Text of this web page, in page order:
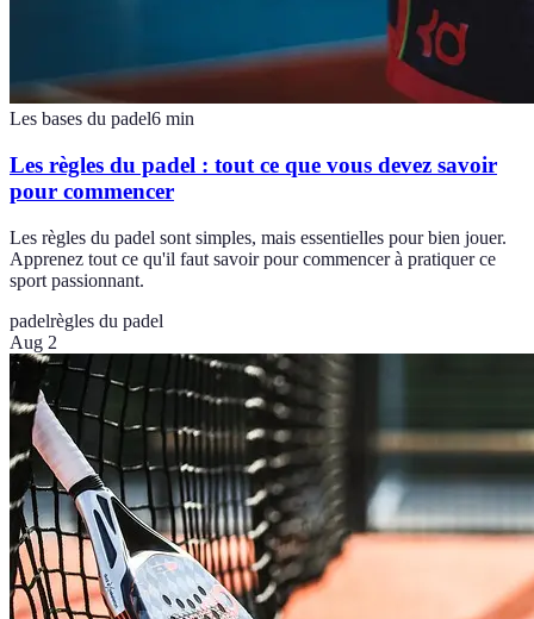
Les bases du padel6 min
Les règles du padel : tout ce que vous devez savoir
pour commencer
Les règles du padel sont simples, mais essentielles pour bien jouer.
Apprenez tout ce qu'il faut savoir pour commencer à pratiquer ce
sport passionnant.
padelrègles du padel
Aug 2